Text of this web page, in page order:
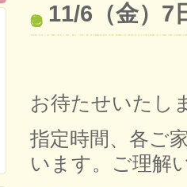
11/6（金）7
お待たせいたし
指定時間、各ご
います。ご理解